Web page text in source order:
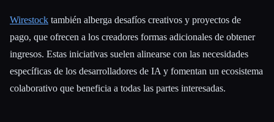
Wirestock también alberga desafíos creativos y proyectos de
pago, que ofrecen a los creadores formas adicionales de obtener
ingresos. Estas iniciativas suelen alinearse con las necesidades
específicas de los desarrolladores de IA y fomentan un ecosistema
colaborativo que beneficia a todas las partes interesadas.